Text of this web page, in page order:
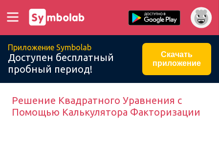
Приложение Symbolab
Доступен бесплатный
пробный период!
Скачать
приложение
Решение Квадратного Уравнения с
Помощью Калькулятора Факторизации